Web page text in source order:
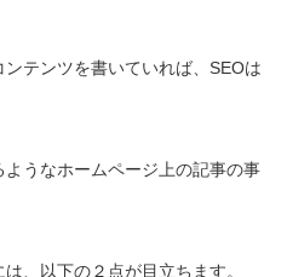
ンテンツを書いていれば、SEOは
うなホームページ上の記事の事
、以下の２点が目立ちます。